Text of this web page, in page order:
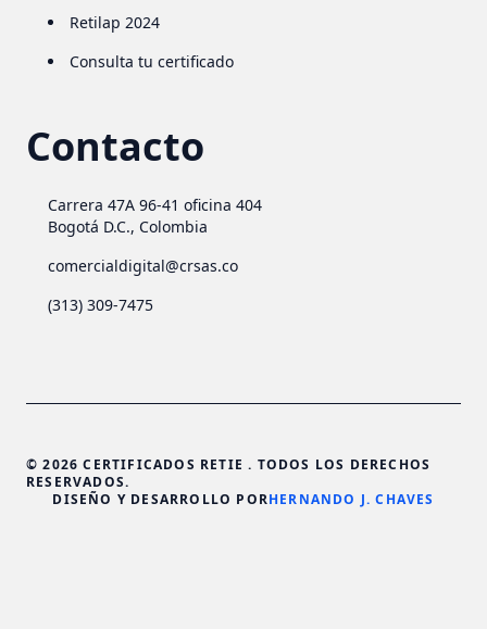
Retilap 2024
Consulta tu certificado
Contacto
Carrera 47A 96-41 oficina 404
Bogotá D.C., Colombia
comercialdigital@crsas.co
(313) 309-7475
© 2026 CERTIFICADOS RETIE . TODOS LOS DERECHOS
RESERVADOS.
DISEÑO Y DESARROLLO PORHERNANDO J. CHAVES